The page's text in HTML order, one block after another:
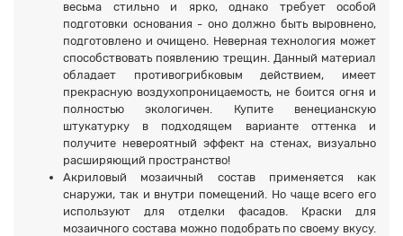
весьма стильно и ярко, однако требует особой
подготовки основания - оно должно быть выровнено,
подготовлено и очищено. Неверная технология может
способствовать появлению трещин. Данный материал
обладает противогрибковым действием, имеет
прекрасную воздухопроницаемость, не боится огня и
полностью экологичен. Купите венецианскую
штукатурку в подходящем варианте оттенка и
получите невероятный эффект на стенах, визуально
расширяющий пространство!
Акриловый мозаичный состав применяется как
снаружи, так и внутри помещений. Но чаще всего его
используют для отделки фасадов. Краски для
мозаичного состава можно подобрать по своему вкусу.